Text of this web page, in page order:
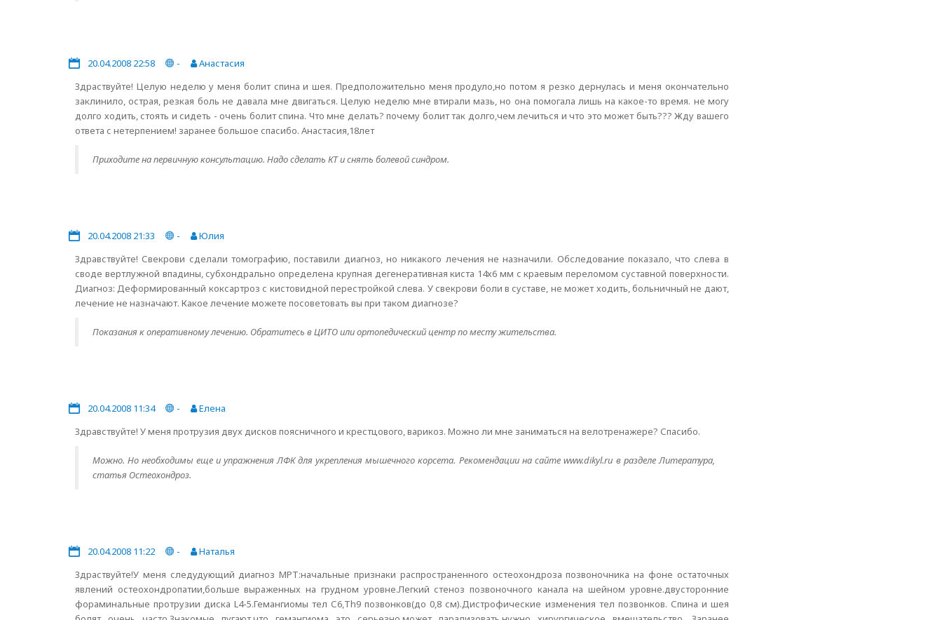
20.04.2008 22:58 -
Анастасия
Здраствуйте! Целую неделю у меня болит спина и шея. Предположительно меня продуло,но потом я резко дернулась и меня окончательно
заклинило, острая, резкая боль не давала мне двигаться. Целую неделю мне втирали мазь, но она помогала лишь на какое-то время. не могу
долго ходить, стоять и сидеть - очень болит спина. Что мне делать? почему болит так долго,чем лечиться и что это может быть??? Жду вашего
ответа с нетерпением! заранее большое спасибо. Анастасия,18лет
Приходите на первичную консультацию. Надо сделать КТ и снять болевой синдром.
20.04.2008 21:33 -
Юлия
Здравствуйте! Свекрови сделали томографию, поставили диагноз, но никакого лечения не назначили. Обследование показало, что слева в
своде вертлужной впадины, субхондрально определена крупная дегенеративная киста 14х6 мм с краевым переломом суставной поверхности.
Диагноз: Деформированный коксартроз с кистовидной перестройкой слева. У свекрови боли в суставе, не может ходить, больничный не дают,
лечение не назначают. Какое лечение можете посоветовать вы при таком диагнозе?
Показания к оперативному лечению. Обратитесь в ЦИТО или ортопедический центр по месту жительства.
20.04.2008 11:34 -
Елена
Здравствуйте! У меня протрузия двух дисков поясничного и крестцового, варикоз. Можно ли мне заниматься на велотренажере? Спасибо.
Можно. Но необходимы еще и упражнения ЛФК для укрепления мышечного корсета. Рекомендации на сайте www.dikyl.ru в разделе Литература,
статья Остеохондроз.
20.04.2008 11:22 -
Наталья
Здраствуйте!У меня следудующий диагноз МРТ:начальные признаки распространенного остеохондроза позвоночника на фоне остаточных
явлений остеохондропатии,больше выраженных на грудном уровне.Легкий стеноз позвоночного канала на шейном уровне.двусторонние
фораминальные протрузии диска L4-5.Гемангиомы тел С6,Th9 позвонков(до 0,8 см).Дистрофические изменения тел позвонков. Спина и шея